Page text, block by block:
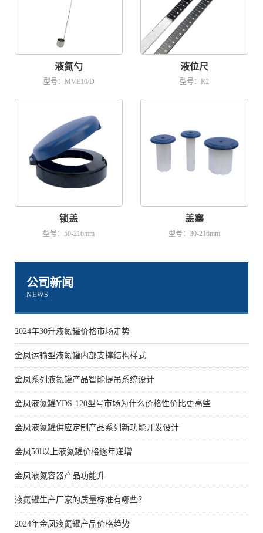
液氮勺
型号：MVE10/D
液位尺
型号：R2
锁盖
型号：50-216mm
盖塞
型号：30-216mm
公司新闻
NEWS
2024年30升液氮罐价格市场走势
金凤运输型液氮罐内部支撑结构样式
金凤系列液氮罐产品智能提吊系统设计
金凤液氮罐YDS-120型号市场为什么价格性价比更高些
金凤液氮罐供应定制产品系列新功能开发设计
金凤50l以上液氮罐价格逐年递增
金凤液氮容器产品功能升
液氮罐生产厂家的质量标准有哪些？
2024年金凤液氮罐产品价格趋势